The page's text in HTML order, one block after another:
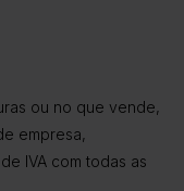
ou no que vende,
empresa,
IVA com todas as